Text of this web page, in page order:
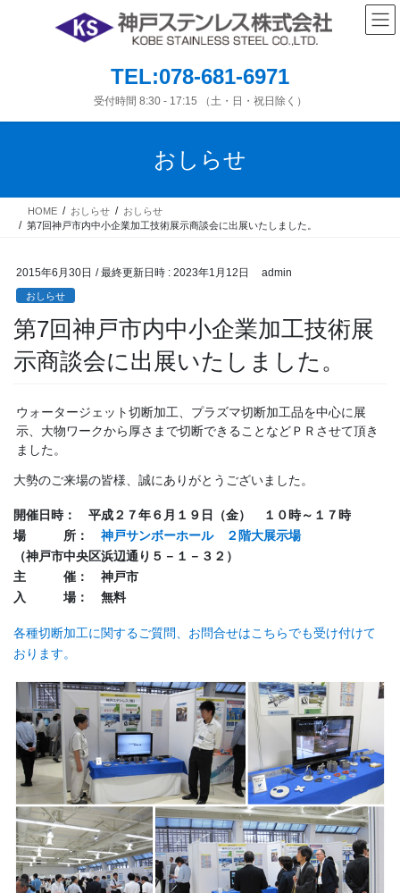
ス
ン
TEL:078-681-6971
受付時間 8:30 - 17:15 （土・日・祝日除く）
おしらせ
HOME おしらせ
おしらせ
第7回神戸市内中小企業加工技術展示商談会に出展いたしました。
2015年6月30日 / 最終更新日時 : 2023年1月12日 admin
おしらせ
第7回神戸市内中小企業加工技術展
示商談会に出展いたしました。
ウォータージェット切断加工、プラズマ切断加工品を中心に展
示、大物ワークから厚さまで切断できることなどＰＲさせて頂き
ました。
大勢のご来場の皆様、誠にありがとうございました。
開催日時： 平成２７年６月１９日（金） １０時～１７時
場 所： 神戸サンボーホール ２階大展示場
（神戸市中央区浜辺通り５－１－３２）
主 催： 神戸市
入 場： 無料
各種切断加工に関するご質問、お問合せはこちらでも受け付けて
おります。